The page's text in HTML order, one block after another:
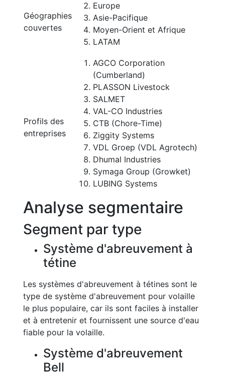
Géographies
couvertes
Europe
Asie-Pacifique
Moyen-Orient et Afrique
LATAM
Profils des
entreprises
AGCO Corporation
(Cumberland)
PLASSON Livestock
SALMET
VAL-CO Industries
CTB (Chore-Time)
Ziggity Systems
VDL Groep (VDL Agrotech)
Dhumal Industries
Symaga Group (Growket)
LUBING Systems
Analyse segmentaire
Segment par type
Système d'abreuvement à
tétine
Les systèmes d'abreuvement à tétines sont le
type de système d'abreuvement pour volaille
le plus populaire, car ils sont faciles à installer
et à entretenir et fournissent une source d'eau
fiable pour la volaille.
Système d'abreuvement
Bell